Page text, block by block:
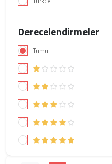
Derecelendirmeler
Tümü